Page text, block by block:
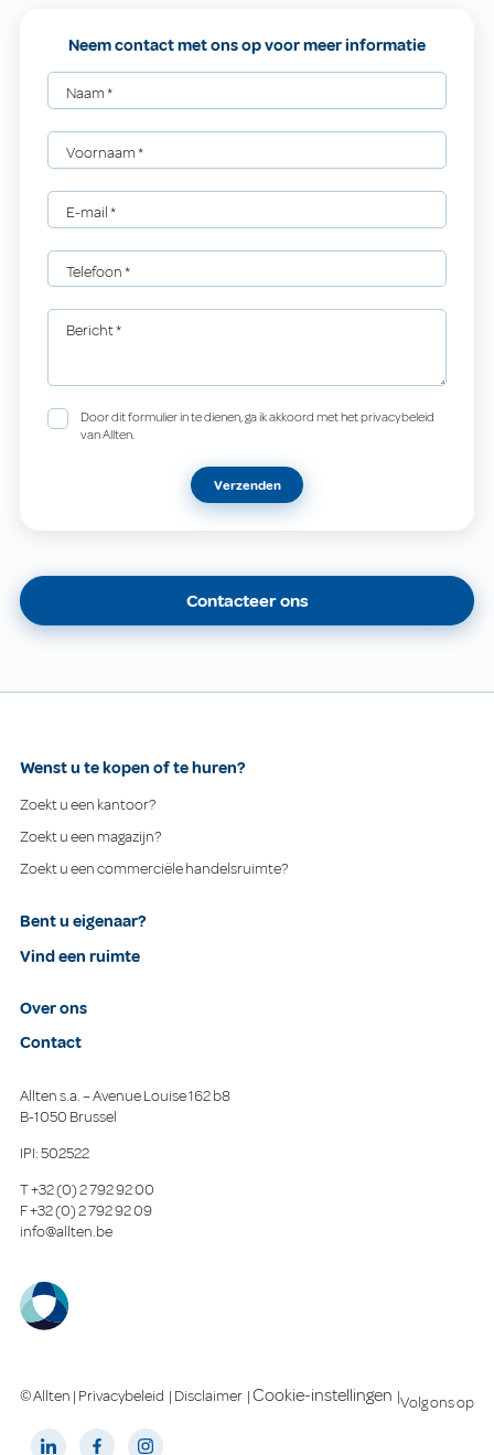
Neem contact met ons op voor meer informatie
Naam*
Voornaam*
E-mail*
Telefoon*
Bericht*
Door dit formulier in te dienen, ga ik akkoord met het privacybeleid
van Allten.
Verzenden
Contacteer ons
Wenst u te kopen of te huren?
Zoekt u een kantoor?
Zoekt u een magazijn?
Zoekt u een commerciële handelsruimte?
Bent u eigenaar?
Vind een ruimte
Over ons
Contact
Allten s.a. – Avenue Louise 162 b8
B-1050 Brussel
IPI: 502522
T+32 (0) 2 792 92 00
F+32 (0) 2 792 92 09
info@allten.be
© Allten | Privacybeleid | Disclaimer |Cookie-instellingen |Volg ons op